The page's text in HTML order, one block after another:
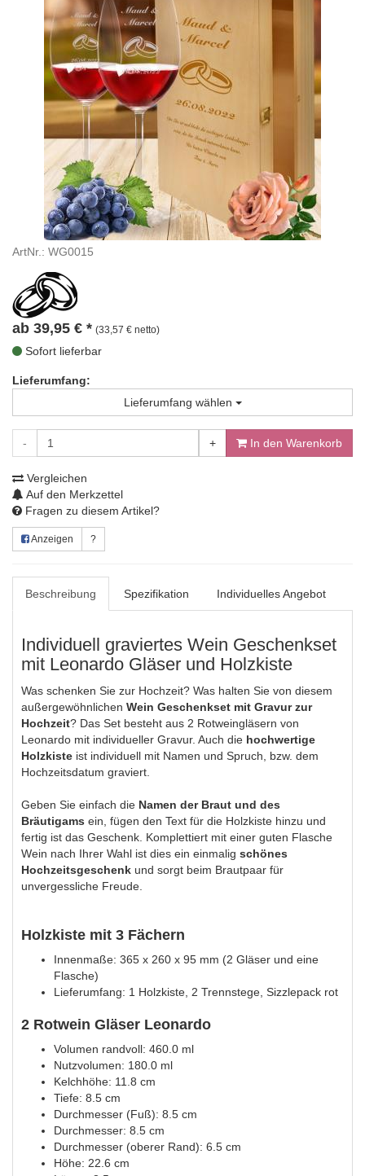
ArtNr.: WG0015
ab 39,95 € * (33,57 € netto)
Sofort lieferbar
Lieferumfang:
Lieferumfang wählen
- + In den Warenkorb
Vergleichen
Auf den Merkzettel
Fragen zu diesem Artikel?
Anzeigen ?
Beschreibung Spezifikation Individuelles Angebot
Individuell graviertes Wein Geschenkset
mit Leonardo Gläser und Holzkiste
Was schenken Sie zur Hochzeit? Was halten Sie von diesem
außergewöhnlichen Wein Geschenkset mit Gravur zur
Hochzeit? Das Set besteht aus 2 Rotweingläsern von
Leonardo mit individueller Gravur. Auch die hochwertige
Holzkiste ist individuell mit Namen und Spruch, bzw. dem
Hochzeitsdatum graviert.
Geben Sie einfach die Namen der Braut und des
Bräutigams ein, fügen den Text für die Holzkiste hinzu und
fertig ist das Geschenk. Komplettiert mit einer guten Flasche
Wein nach Ihrer Wahl ist dies ein einmalig schönes
Hochzeitsgeschenk und sorgt beim Brautpaar für
unvergessliche Freude.
Holzkiste mit 3 Fächern
Innenmaße: 365 x 260 x 95 mm (2 Gläser und eine
Flasche)
Lieferumfang: 1 Holzkiste, 2 Trennstege, Sizzlepack rot
2 Rotwein Gläser Leonardo
Volumen randvoll: 460.0 ml
Nutzvolumen: 180.0 ml
Kelchhöhe: 11.8 cm
Tiefe: 8.5 cm
Durchmesser (Fuß): 8.5 cm
Durchmesser: 8.5 cm
Durchmesser (oberer Rand): 6.5 cm
Höhe: 22.6 cm